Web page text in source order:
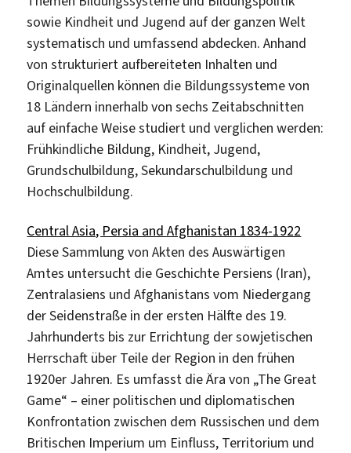
sowie Kindheit und Jugend auf der ganzen Welt
systematisch und umfassend abdecken. Anhand
von strukturiert aufbereiteten Inhalten und
Originalquellen können die Bildungssysteme von
18 Ländern innerhalb von sechs Zeitabschnitten
auf einfache Weise studiert und verglichen werden:
Frühkindliche Bildung, Kindheit, Jugend,
Grundschulbildung, Sekundarschulbildung und
Hochschulbildung.
Central Asia, Persia and Afghanistan 1834-1922
Diese Sammlung von Akten des Auswärtigen
Amtes untersucht die Geschichte Persiens (Iran),
Zentralasiens und Afghanistans vom Niedergang
der Seidenstraße in der ersten Hälfte des 19.
Jahrhunderts bis zur Errichtung der sowjetischen
Herrschaft über Teile der Region in den frühen
1920er Jahren. Es umfasst die Ära von „The Great
Game“ – einer politischen und diplomatischen
Konfrontation zwischen dem Russischen und dem
Britischen Imperium um Einfluss, Territorium und